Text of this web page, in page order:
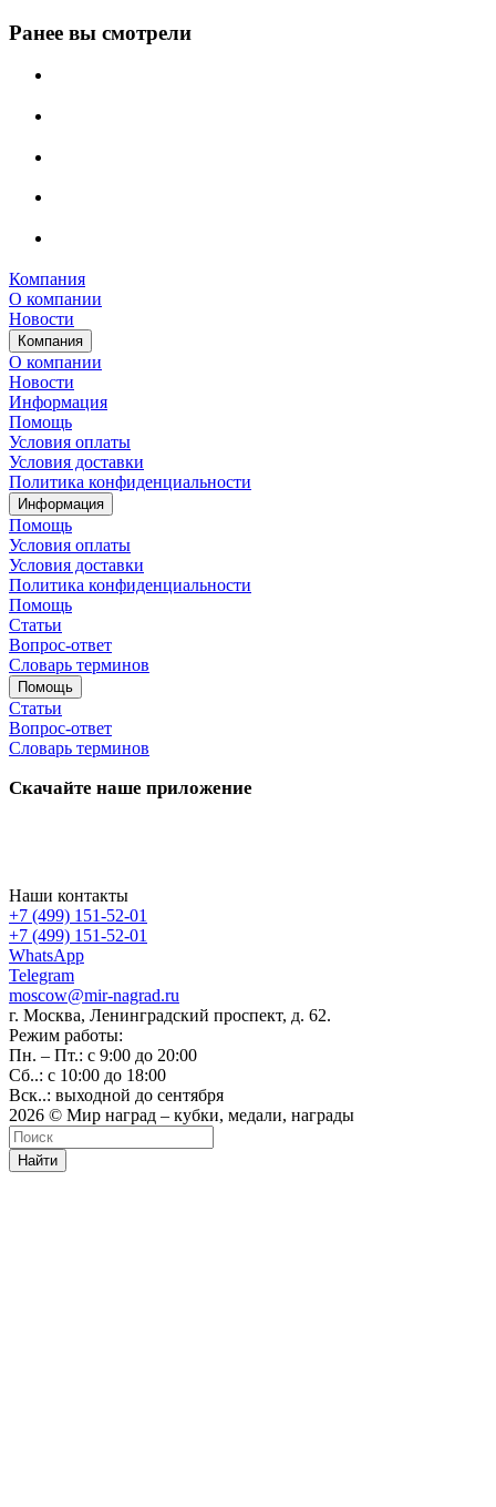
Ранее вы смотрели
Компания
О компании
Новости
Компания
О компании
Новости
Информация
Помощь
Условия оплаты
Условия доставки
Политика конфиденциальности
Информация
Помощь
Условия оплаты
Условия доставки
Политика конфиденциальности
Помощь
Статьи
Вопрос-ответ
Словарь терминов
Помощь
Статьи
Вопрос-ответ
Словарь терминов
Скачайте наше приложение
Наши контакты
+7 (499) 151-52-01
+7 (499) 151-52-01
WhatsApp
Telegram
moscow@mir-nagrad.ru
г. Москва, Ленинградский проспект, д. 62.
Режим работы:
Пн. – Пт.: с 9:00 до 20:00
Сб..: с 10:00 до 18:00
Вск..: выходной до сентября
2026 © Мир наград – кубки, медали, награды
Найти